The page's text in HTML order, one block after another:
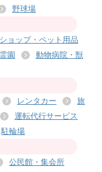
野球場
ョップ・ペット用品
園
動物病院・獣
レンタカー
旅
運転代行サービス
駐輪場
公民館・集会所